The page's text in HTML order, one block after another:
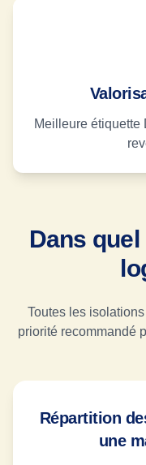
Meilleure étiquette
Dans
Toutes les
priorité recommandé
Répartition
une